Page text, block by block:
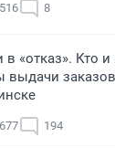
8
«отказ». Кто и
выдачи
194